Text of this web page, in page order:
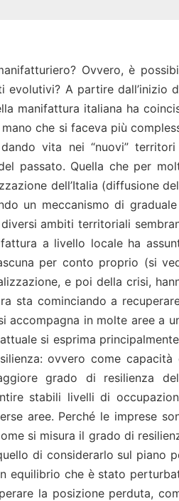
Ovvero, è
A partire dall’inizio
manifattura italiana ha
che si faceva più
vita nei “nuovi” territori
passato. Quella che per
dell’Italia (diffusione
un meccanismo di
ambiti territoriali
a livello locale ha
per conto proprio (si
e poi della crisi,
sta cominciando a
accompagna in molte aree a
si esprima
ovvero come capacità
grado di resilienza
stabili livelli di
aree. Perché le imprese
si misura il grado di
di considerarlo sul piano
equilibrio che è stato
la posizione perduta,